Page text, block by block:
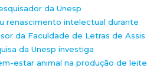
da Unesp
renascimento intelectual durante
da Faculdade de Letras de Assis
da Unesp investiga
estar animal na produção de leite